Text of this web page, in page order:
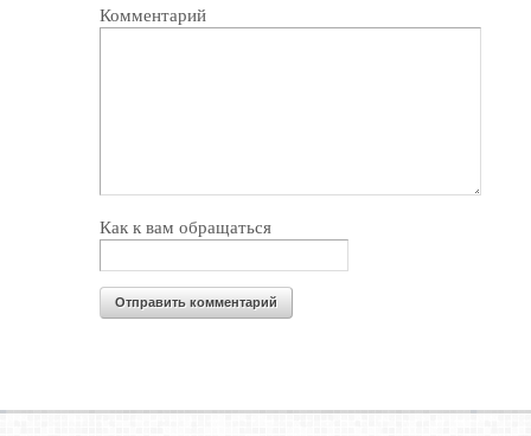
Комментарий
Как к вам обращаться